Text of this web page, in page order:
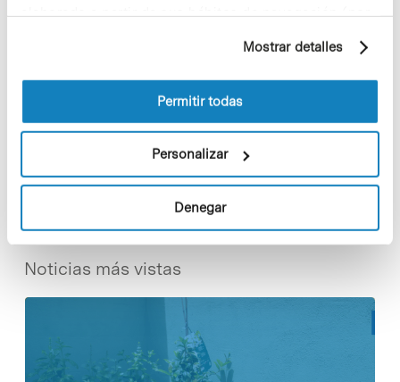
elaborado a partir de sus hábitos de navegación (por
información sobre las cookies puede consultar
la Política de cookies del sitio web.
Mostrar detalles
Permitir todas
Personalizar
Denegar
Share
Noticias más vistas